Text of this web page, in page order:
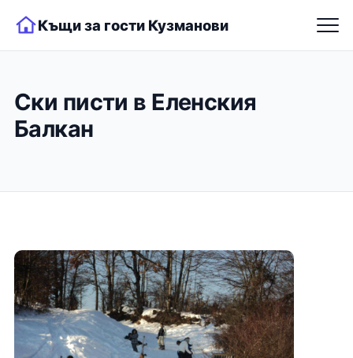
Къщи за гости Кузманови
Ски писти в Еленския
Балкан